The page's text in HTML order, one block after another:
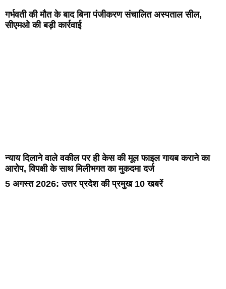
गर्भवती की मौत के बाद बिना पंजीकरण संचालित अस्पताल सील,
सीएमओ की बड़ी कार्रवाई
न्याय दिलाने वाले वकील पर ही केस की मूल फाइल गायब कराने का
आरोप, विपक्षी के साथ मिलीभगत का मुकदमा दर्ज
5 अगस्त 2026: उत्तर प्रदेश की प्रमुख 10 खबरें